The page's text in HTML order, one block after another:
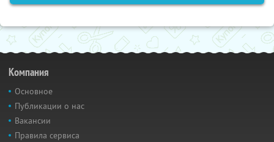
Компания
Основное
Публикации о нас
Вакансии
Правила сервиса